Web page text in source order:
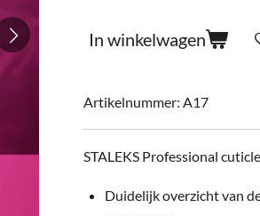
In winkelwagen
Artikelnummer: A17
STALEKS Professional
Duidelijk overzicht van